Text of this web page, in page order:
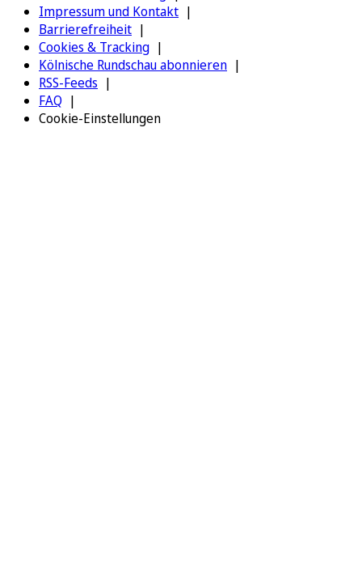
Impressum und Kontakt
Barrierefreiheit
Cookies & Tracking
Kölnische Rundschau abonnieren
RSS-Feeds
FAQ
Cookie-Einstellungen